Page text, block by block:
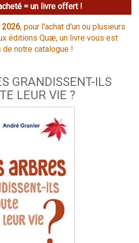
= un livre offert !
2026, pour l'achat d'un ou plusieurs
éditions Quæ, un livre vous est
notre catalogue !
GRANDISSENT-ILS
LEUR VIE ?